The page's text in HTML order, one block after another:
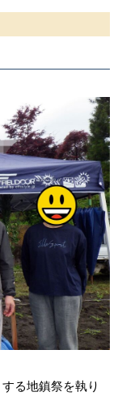
る地鎮祭を執り